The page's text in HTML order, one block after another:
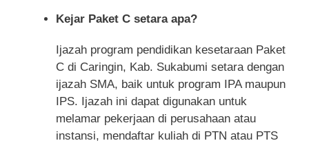
Kejar Paket C setara apa?
Ijazah program pendidikan kesetaraan Paket
C di Caringin, Kab. Sukabumi setara dengan
ijazah SMA, baik untuk program IPA maupun
IPS. Ijazah ini dapat digunakan untuk
melamar pekerjaan di perusahaan atau
instansi, mendaftar kuliah di PTN atau PTS